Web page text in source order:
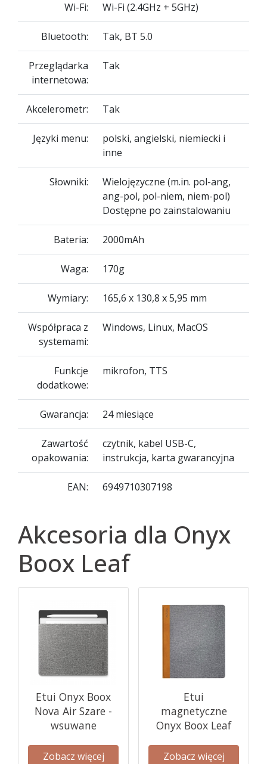
Wi-Fi: Wi-Fi (2.4GHz + 5GHz)
Bluetooth: Tak, BT 5.0
Przeglądarka
internetowa:
Tak
Akcelerometr: Tak
Języki menu:
polski, angielski, niemiecki i
inne
Słowniki:
Wielojęzyczne (m.in. pol-ang,
ang-pol, pol-niem, niem-pol)
Dostępne po zainstalowaniu
Bateria: 2000mAh
Waga: 170g
Wymiary: 165,6 x 130,8 x 5,95 mm
Współpraca z
systemami:
Windows, Linux, MacOS
Funkcje
dodatkowe:
mikrofon, TTS
Gwarancja: 24 miesiące
Zawartość
opakowania:
czytnik, kabel USB-C,
instrukcja, karta gwarancyjna
EAN: 6949710307198
Akcesoria dla Onyx
Boox Leaf
Etui Onyx Boox
Nova Air Szare -
wsuwane
Zobacz więcej
Etui
magnetyczne
Onyx Boox Leaf
Zobacz więcej